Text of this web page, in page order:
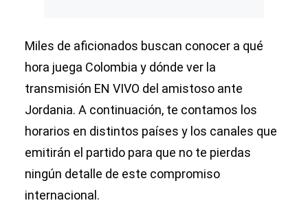
Miles de aficionados buscan conocer a qué
hora juega Colombia y dónde ver la
transmisión EN VIVO del amistoso ante
Jordania. A continuación, te contamos los
horarios en distintos países y los canales que
emitirán el partido para que no te pierdas
ningún detalle de este compromiso
internacional.